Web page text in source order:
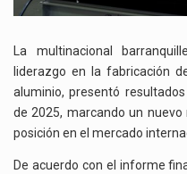
La multinacional
liderazgo en la fabricación
aluminio, presentó
de 2025, marcando un
posición en el mercado
De acuerdo con el informe